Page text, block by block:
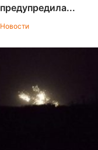
Новости